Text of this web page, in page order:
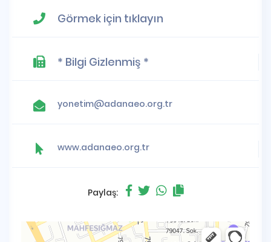
Görmek için tıklayın
* Bilgi Gizlenmiş *
yonetim@adanaeo.org.tr
www.adanaeo.org.tr
Paylaş: